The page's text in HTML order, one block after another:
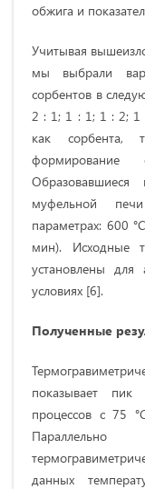
обжига и
Учитывая
мы выбрали
сорбентов в
2 : 1; 1 : 1; 1 : 2; 1 :
как сорбента,
формирование
муфельной
параметрах: 600
мин). Исходные
установлены для
условиях [6].
Полученные
показывает пик
процессов с 75
данных